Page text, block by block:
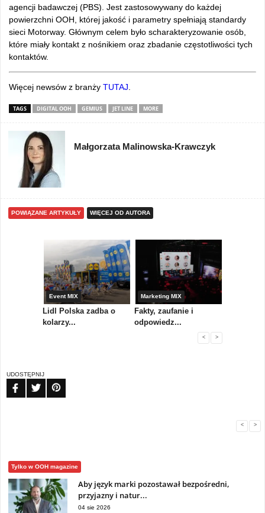
agencji badawczej (PBS). Jest zastosowywany do każdej
powierzchni OOH, której jakość i parametry spełniają standardy
sieci Motorway. Głównym celem było scharakteryzowanie osób,
które miały kontakt z nośnikiem oraz zbadanie częstotliwości tych
kontaktów.
Więcej newsów z branży TUTAJ
TAGS DIGITAL OOH GEMIUS JET LINE MORE
Małgorzata Malinowska-Krawczyk
POWIĄZANE ARTYKUŁY WIĘCEJ OD AUTORA
Event MIX
Lidl Polska zadba o
kolarzy...
Marketing MIX
Fakty, zaufanie i
odpowiedz...
< >
UDOSTĘPNIJ
< >
Tylko w OOH magazine
Aby język marki pozostawał bezpośredni,
przyjazny i natur...
04 sie 2026